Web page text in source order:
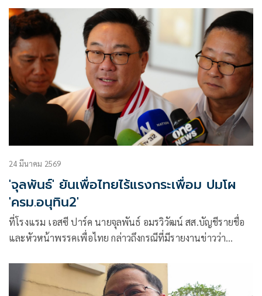
24 มีนาคม 2569
'จุลพันธ์' ยันเพื่อไทยไร้แรงกระเพื่อม ปมโผ
'ครม.อนุทิน2'
ที่โรงแรม เอสซี ปาร์ค นายจุลพันธ์ อมรวิวัฒน์ สส.บัญชีรายชื่อ
และหัวหน้าพรรคเพื่อไทย กล่าวถึงกรณีที่มีรายงานข่าวว่า